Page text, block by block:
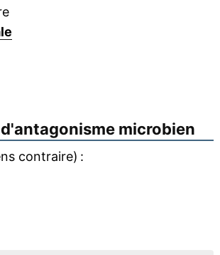
antagonisme microbien
contraire) :